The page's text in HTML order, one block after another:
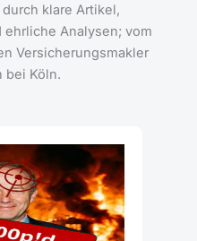
klare Artikel,
Analysen; vom
Versicherungsmakler
bei Köln.